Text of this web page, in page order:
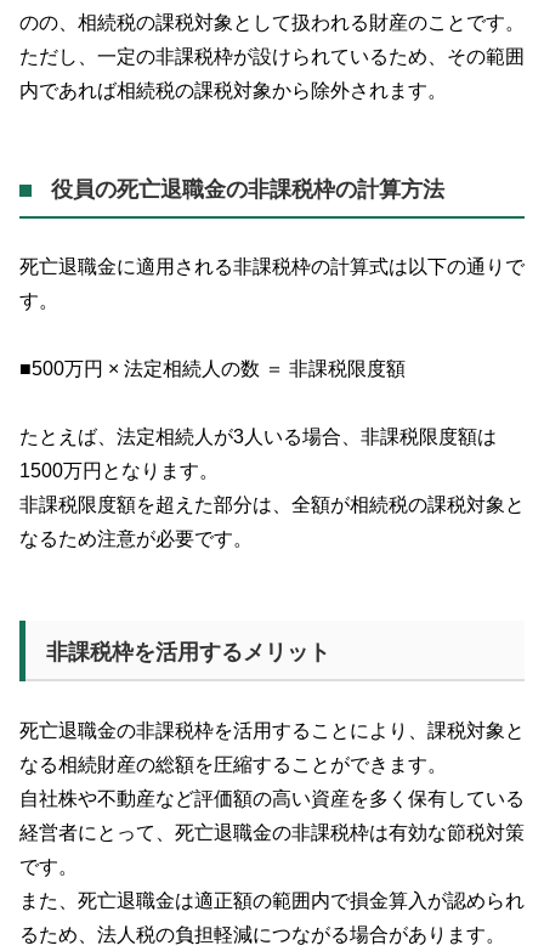
のの、相続税の課税対象として扱われる財産のことです。
ただし、一定の非課税枠が設けられているため、その範囲
内であれば相続税の課税対象から除外されます。
役員の死亡退職金の非課税枠の計算方法
死亡退職金に適用される非課税枠の計算式は以下の通りで
す。
■500万円 × 法定相続人の数 ＝ 非課税限度額
たとえば、法定相続人が3人いる場合、非課税限度額は
1500万円となります。
非課税限度額を超えた部分は、全額が相続税の課税対象と
なるため注意が必要です。
非課税枠を活用するメリット
死亡退職金の非課税枠を活用することにより、課税対象と
なる相続財産の総額を圧縮することができます。
自社株や不動産など評価額の高い資産を多く保有している
経営者にとって、死亡退職金の非課税枠は有効な節税対策
です。
また、死亡退職金は適正額の範囲内で損金算入が認められ
るため、法人税の負担軽減につながる場合があります。